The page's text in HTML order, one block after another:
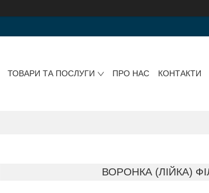
ТОВАРИ ТА ПОСЛУГИ ПРО НАС КОНТАКТИ
ВОРОНКА (ЛІЙКА)